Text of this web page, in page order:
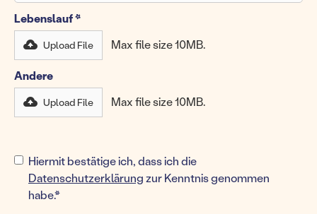
Lebenslauf *
Upload File Max file size 10MB.
Andere
Upload File Max file size 10MB.
Upload
File
Max
Upload
File
Upload
File
Upload
File
Hiermit bestätige ich, dass ich die
Datenschutzerklärungzur Kenntnis genommen
habe.*